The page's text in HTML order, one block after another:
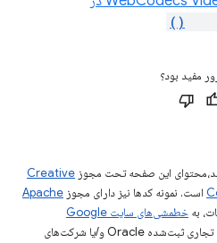
مفید بود؟
این صفحه تحت مجوز Creative
است. نمونه کدها نیز دارای مجوز Apache
به
خطمشی‌های سایت Google
مراجعه کنید. جاوا علامت تجاری ثبت‌شده Oracle و/یا شرکت‌های